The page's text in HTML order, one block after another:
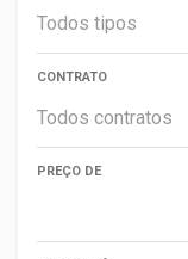
Todos tipos
CONTRATO
Todos contratos
PREÇO DE